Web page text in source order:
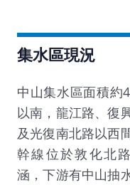
集水區現況
中山集水區面積約
以南，龍江路、復
及光復南北路以西
幹線位於敦化北
涵，下游有中山抽